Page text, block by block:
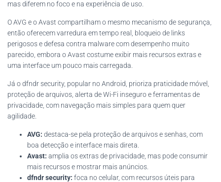
mas diferem no foco e na experiência de uso.
O AVG e o Avast compartilham o mesmo mecanismo de segurança,
então oferecem varredura em tempo real, bloqueio de links
perigosos e defesa contra malware com desempenho muito
parecido, embora o Avast costume exibir mais recursos extras e
uma interface um pouco mais carregada.
Já o dfndr security, popular no Android, prioriza praticidade móvel,
proteção de arquivos, alerta de Wi-Fi inseguro e ferramentas de
privacidade, com navegação mais simples para quem quer
agilidade.
AVG: destaca-se pela proteção de arquivos e senhas, com
boa detecção e interface mais direta.
Avast: amplia os extras de privacidade, mas pode consumir
mais recursos e mostrar mais anúncios.
dfndr security: foca no celular, com recursos úteis para